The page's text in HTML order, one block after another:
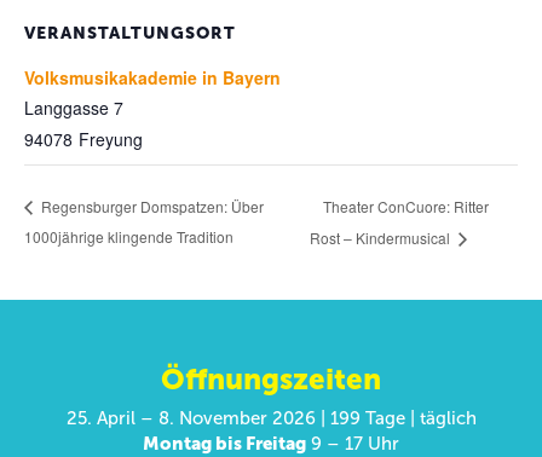
VERANSTALTUNGSORT
Volksmusikakademie in Bayern
Langgasse 7
Freyung
94078
Regensburger Domspatzen: Über
1000jährige klingende Tradition
Theater ConCuore: Ritter
Rost – Kindermusical
Öffnungszeiten
25. April – 8. November 2026 | 199 Tage | täglich
Montag bis Freitag 9 – 17 Uhr